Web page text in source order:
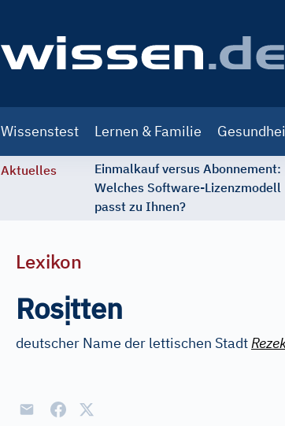
navigation
Wissenstest Lernen & Familie
Aktuelles
Einmalkauf versus Abonnement:
Welches Software-Lizenzmodell
passt zu Ihnen?
Lexikon
Rosịtten
deutscher Name der lettischen Stadt